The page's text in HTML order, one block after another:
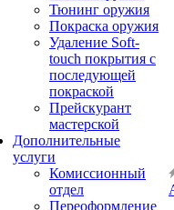
Тюнинг оружия
Покраска оружия
Удаление Soft-
touch покрытия с
последующей
покраской
Прейскурант
мастерской
Дополнительные
услуги
Комиссионный
отдел
Переоформление